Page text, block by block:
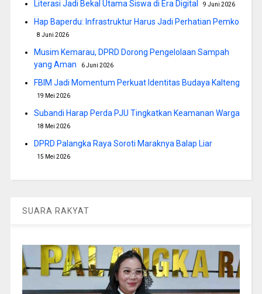
Literasi Jadi Bekal Utama Siswa di Era Digital 9 Juni 2026
Hap Baperdu: Infrastruktur Harus Jadi Perhatian Pemko
8 Juni 2026
Musim Kemarau, DPRD Dorong Pengelolaan Sampah
yang Aman
6 Juni 2026
FBIM Jadi Momentum Perkuat Identitas Budaya Kalteng
19 Mei 2026
Subandi Harap Perda PJU Tingkatkan Keamanan Warga
18 Mei 2026
DPRD Palangka Raya Soroti Maraknya Balap Liar
15 Mei 2026
SUARA RAKYAT